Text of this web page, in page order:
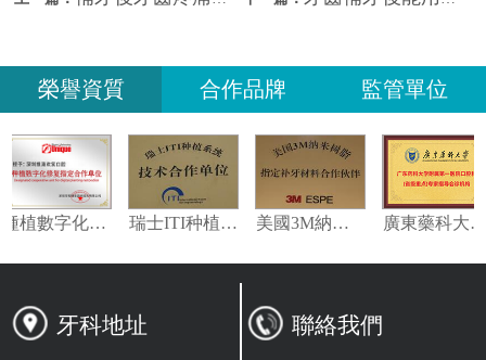
榮譽資質 合作品牌 監管單位
牙科地址 聯絡我們